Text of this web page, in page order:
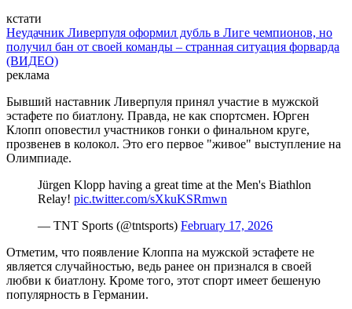
кстати
Неудачник Ливерпуля оформил дубль в Лиге чемпионов, но
получил бан от своей команды – странная ситуация форварда
(ВИДЕО)
реклама
Бывший наставник Ливерпуля принял участие в мужской
эстафете по биатлону. Правда, не как спортсмен. Юрген
Клопп оповестил участников гонки о финальном круге,
прозвенев в колокол. Это его первое "живое" выступление на
Олимпиаде.
Jürgen Klopp having a great time at the Men's Biathlon
Relay! pic.twitter.com/sXkuKSRmwn
— TNT Sports (@tntsports) February 17, 2026
Отметим, что появление Клоппа на мужской эстафете не
является случайностью, ведь ранее он признался в своей
любви к биатлону. Кроме того, этот спорт имеет бешеную
популярность в Германии.